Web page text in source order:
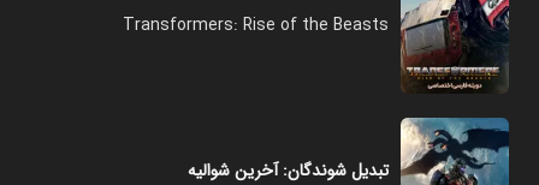
Transformers: Rise of the Beasts
تبدیل شوندگان: آخرین شوالیه